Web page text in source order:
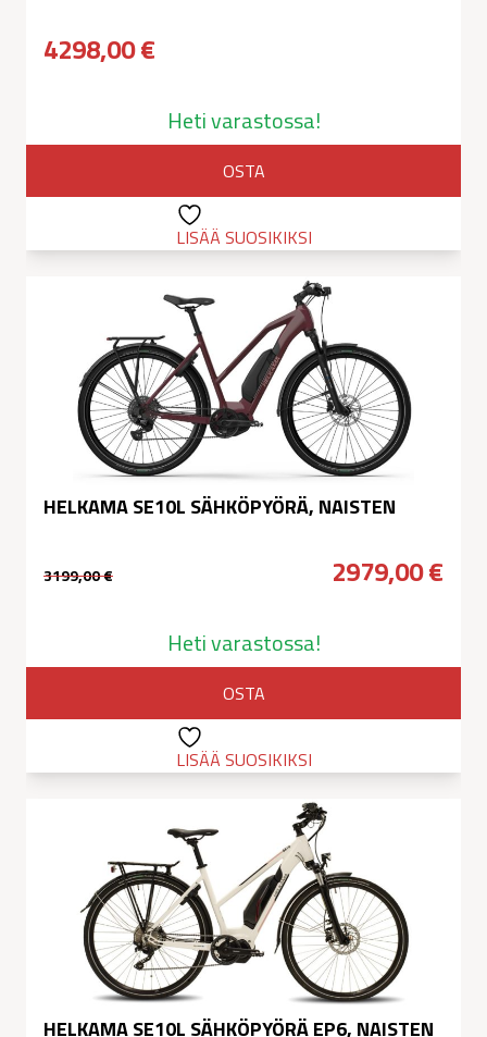
4298,00€
Heti varastossa!
OSTA
LISÄÄ SUOSIKIKSI
HELKAMA SE10L SÄHKÖPYÖRÄ, NAISTEN
3199,00€
oli:
3199,00 €.
2979,00€
on:
2979,00 €.
Heti varastossa!
OSTA
LISÄÄ SUOSIKIKSI
HELKAMA SE10L SÄHKÖPYÖRÄ EP6, NAISTEN